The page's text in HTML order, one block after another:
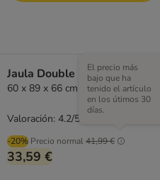
Jaula Double Door
60 x 89 x 66 cm (An x P x Al)
-20% Precio normal41,99 €
El precio más
bajo que ha
tenido el artículo
en los útimos 30
días.
33,59 €
Valoración: 4.2/5